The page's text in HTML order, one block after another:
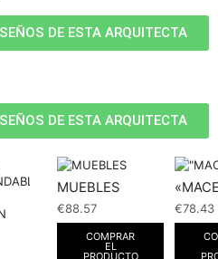
DE ESTA ARQUITECTA
DE ESTA ARQUITECTA
MUEBLES
€88.57
COMPRAR
EL
PRODUCTO
€78.43